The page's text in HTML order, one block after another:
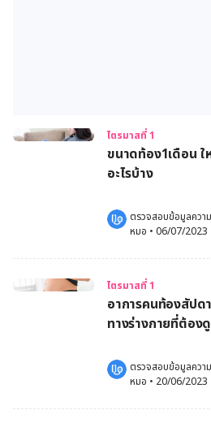
ไตรมาสที่ 1
ขนาดท้อง1เดือน
อะไรบ้าง
ตรวจสอบข้อมูลควา
หมอ • 06/07/2023
ไตรมาสที่ 1
อาการคนท้องสัปด
ทางร่างกายที่ต้อง
ตรวจสอบข้อมูลควา
หมอ • 20/06/2023